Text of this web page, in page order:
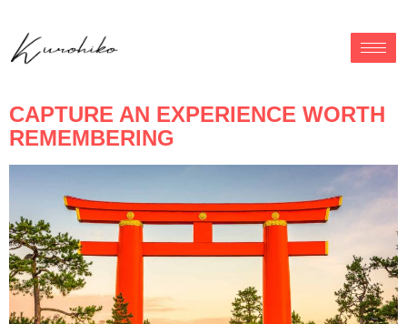
CAPTURE AN EXPERIENCE WORTH
REMEMBERING